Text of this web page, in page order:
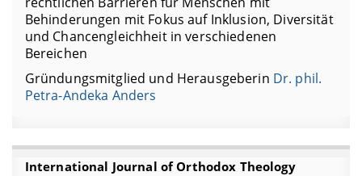
Behinderungen mit Fokus auf Inklusion, Diversität
und Chancengleichheit in verschiedenen
Bereichen
Gründungsmitglied und Herausgeberin Dr. phil.
Petra-Andeka Anders
International Journal of Orthodox Theology